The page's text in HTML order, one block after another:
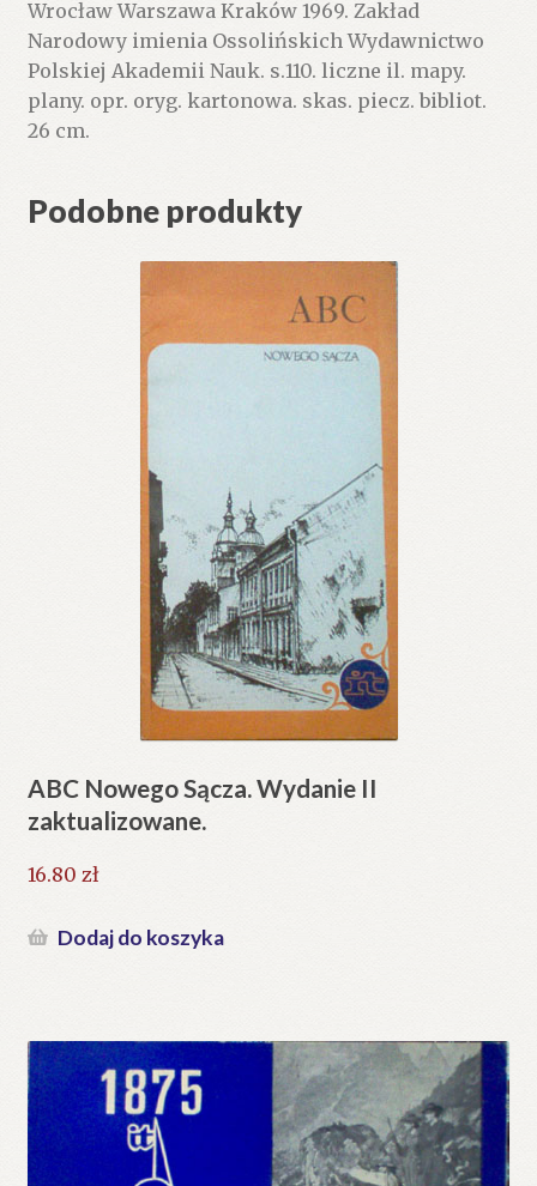
-
województwo
łódzkie
Wrocław Warszawa Kraków 1969. Zakład
Narodowy imienia Ossolińskich Wydawnictwo
Polskiej Akademii Nauk. s.110. liczne il. mapy.
plany. opr. oryg. kartonowa. skas. piecz. bibliot.
26 cm.
Podobne produkty
ABC Nowego Sącza. Wydanie II
zaktualizowane.
16.80 zł
Dodaj do koszyka